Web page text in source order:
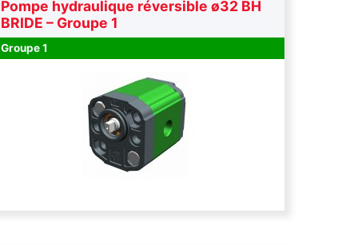
Pompe hydraulique réversible ø32 BH
BRIDE – Groupe 1
Groupe 1